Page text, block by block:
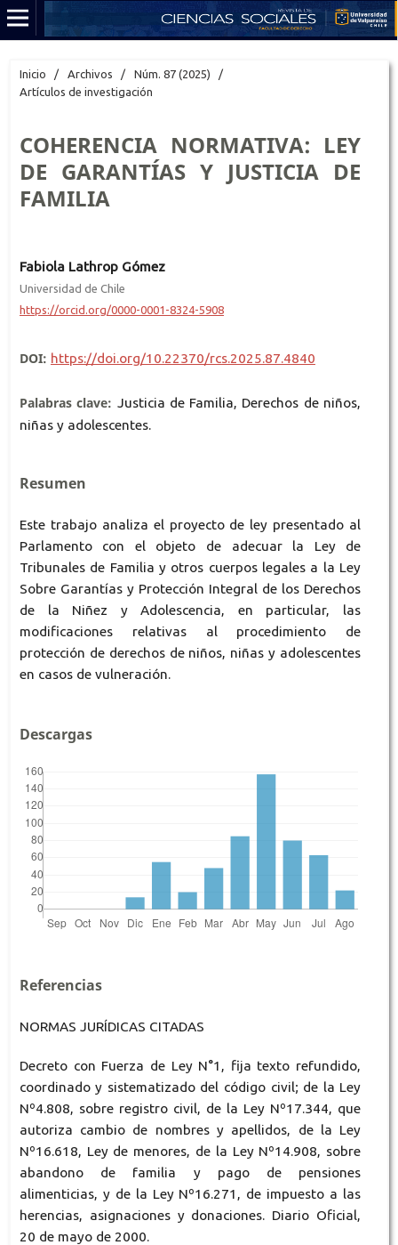
Inicio / Archivos / Núm. 87 (2025)
/
Artículos de investigación
COHERENCIA NORMATIVA: LEY
DE GARANTÍAS Y JUSTICIA DE
FAMILIA
Fabiola Lathrop Gómez
Universidad de Chile
https://orcid.org/0000-0001-8324-5908
DOI: https://doi.org/10.22370/rcs.2025.87.4840
Palabras clave: Justicia de Familia, Derechos de niños,
niñas y adolescentes.
Resumen
Este trabajo analiza el proyecto de ley presentado al
Parlamento con el objeto de adecuar la Ley de
Tribunales de Familia y otros cuerpos legales a la Ley
Sobre Garantías y Protección Integral de los Derechos
de la Niñez y Adolescencia, en particular, las
modificaciones relativas al procedimiento de
protección de derechos de niños, niñas y adolescentes
en casos de vulneración.
Descargas
Referencias
NORMAS JURÍDICAS CITADAS
Decreto con Fuerza de Ley N°1, fija texto refundido,
coordinado y sistematizado del código civil; de la Ley
Nº4.808, sobre registro civil, de la Ley Nº17.344, que
autoriza cambio de nombres y apellidos, de la Ley
Nº16.618, Ley de menores, de la Ley Nº14.908, sobre
abandono de familia y pago de pensiones
alimenticias, y de la Ley Nº16.271, de impuesto a las
herencias, asignaciones y donaciones. Diario Oficial,
20 de mayo de 2000.